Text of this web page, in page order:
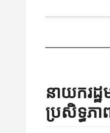
នាយករដ្
ប្រសិទ្ធភា